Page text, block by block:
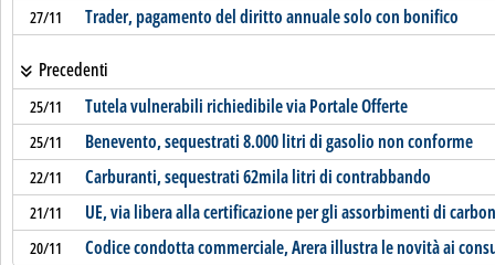
27/11 Trader, pagamento del diritto annuale solo con bonifico
Precedenti
25/11 Tutela vulnerabili richiedibile via Portale Offerte
25/11 Benevento, sequestrati 8.000 litri di gasolio non conforme
22/11 Carburanti, sequestrati 62mila litri di contrabbando
21/11 UE, via libera alla certificazione per gli assorbimenti di
20/11 Codice condotta commerciale, Arera illustra le novità ai